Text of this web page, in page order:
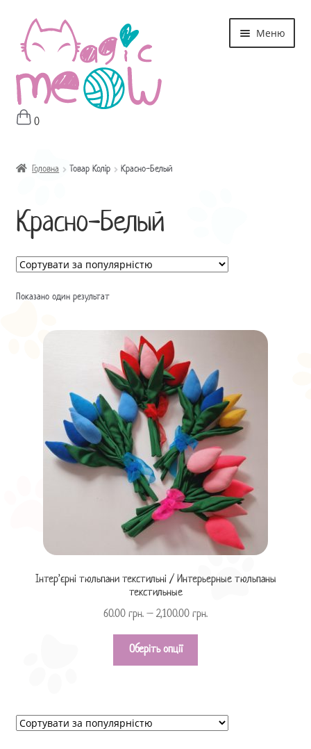
Перейти
до
навігації
Перейти
до
контенту
Меню
Головна
Магазин
Оплата і Доставка
Контакти
0
Головна Товар Колір Красно-Белый
Красно-Белый
Показано один результат
Інтер’єрні тюльпани текстильні / Интерьерные тюльпаны
текстильные
60.00 грн. – 2,100.00 грн.
Оберіть опції